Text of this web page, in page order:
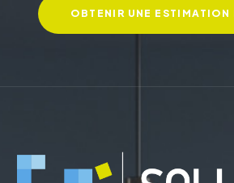
OBTENIR UNE ESTIMATION